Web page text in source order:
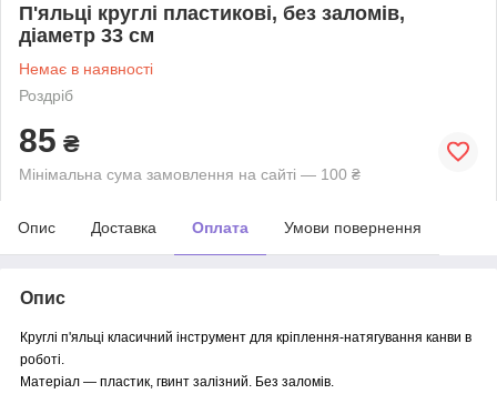
П'яльці круглі пластикові, без заломів,
діаметр 33 см
Немає в наявності
Роздріб
85 ₴
Мінімальна сума замовлення на сайті — 100 ₴
Опис Доставка Оплата Умови повернення
Опис
Круглі п'яльці класичний інструмент для кріплення-натягування канви в
роботі.
Матеріал — пластик, гвинт залізний. Без заломів.